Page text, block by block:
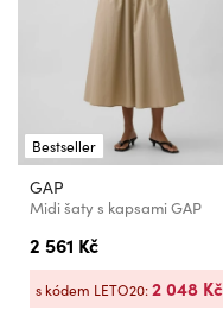
Bestseller
GAP
Midi šaty s kapsami GAP
2 561 Kč
s kódem LETO20:2 048 Kč